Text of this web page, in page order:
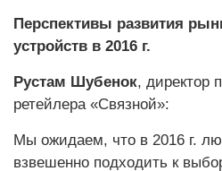
Перспективы развития
устройств в 2016 г.
Рустам Шубенок, директор
ретейлера «Связной»:
Мы ожидаем, что в 2016 г.
взвешенно подходить к